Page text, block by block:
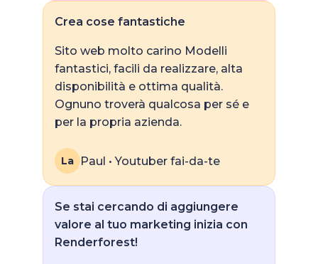
Crea cose fantastiche
Sito web molto carino Modelli
fantastici, facili da realizzare, alta
disponibilità e ottima qualità.
Ognuno troverà qualcosa per sé e
per la propria azienda.
La Paul • Youtuber fai-da-te
Se stai cercando di aggiungere
valore al tuo marketing inizia con
Renderforest!